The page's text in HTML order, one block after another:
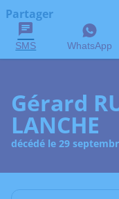
Partager
SMS WhatsApp
Gérard
LANCHE
décédé le 29